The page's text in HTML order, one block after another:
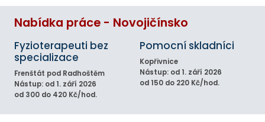
Nabídka práce - Novojičínsko
Fyzioterapeuti bez
specializace
Frenštát pod Radhoštěm
Nástup: od 1. září 2026
od 300 do 420 Kč/hod.
Pomocní skladníci
Kopřivnice
Nástup: od 1. září 2026
od 150 do 220 Kč/hod.